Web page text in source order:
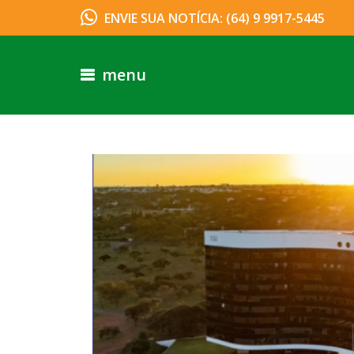
ENVIE SUA NOTÍCIA: (64) 9 9917-5445
menu